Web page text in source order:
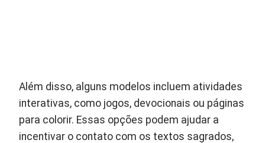
Além disso, alguns modelos incluem atividades
interativas, como jogos, devocionais ou páginas
para colorir. Essas opções podem ajudar a
incentivar o contato com os textos sagrados,